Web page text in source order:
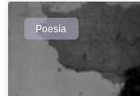
Poesía